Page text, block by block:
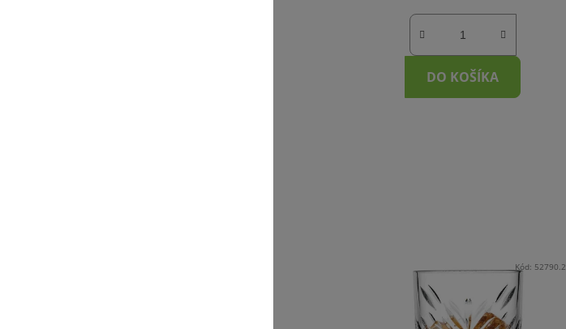
DO KOŠÍKA
Kód: 52790.2